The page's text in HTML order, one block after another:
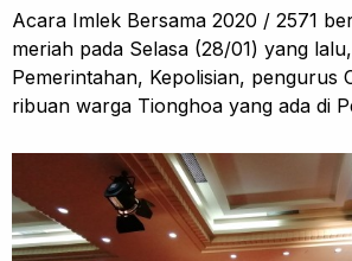
Acara Imlek Bersama 2020 / 2571
meriah pada Selasa (28/01) yang
Pemerintahan, Kepolisian, pengurus
ribuan warga Tionghoa yang ada di